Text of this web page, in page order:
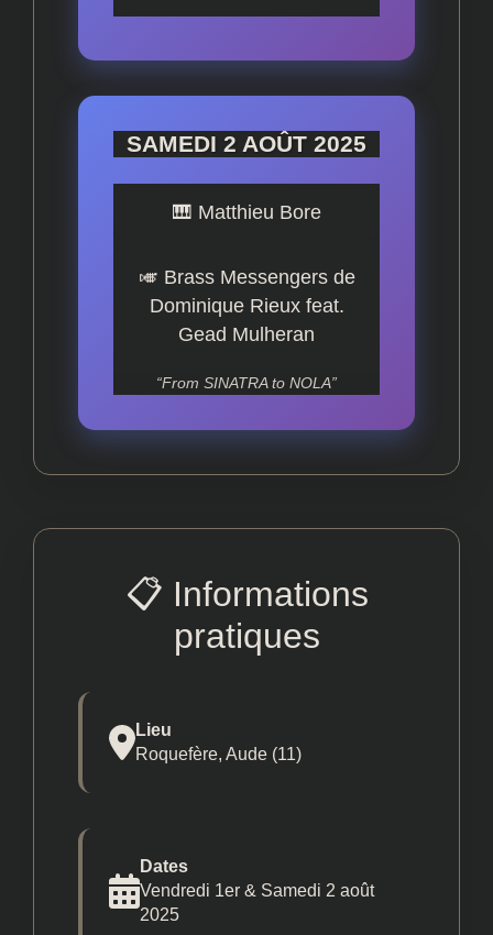
SAMEDI 2 AOÛT 2025
🎹 Matthieu Bore
🎺 Brass Messengers de
Dominique Rieux feat.
Gead Mulheran
“From SINATRA to NOLA”
📋 Informations
pratiques
Lieu
Roquefère, Aude (11)
Dates
Vendredi 1er & Samedi 2 août
2025